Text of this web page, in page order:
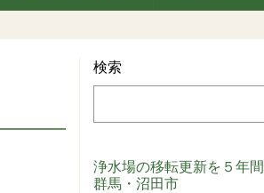
検索
浄水場の移転更新を５年
群馬・沼田市